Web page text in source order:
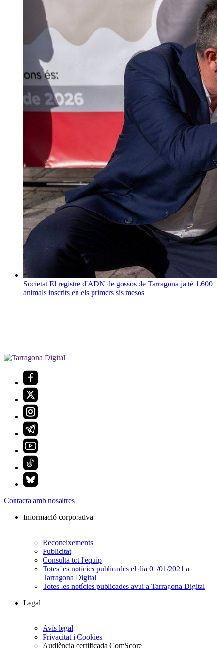
Societat El registre d'ADN de gossos de Tarragona ja té 1.600
animals inscrits en els primers sis mesos
Contacta amb nosaltres
Informació corporativa
Reconeixements
Publicitat
Consulta tot l'equip
Totes les notícies publicades el dia 01/01/2021 a
Tarragona Digital
Totes les notícies publicades avui a Tarragona Digital
Legal
Avís legal
Privacitat i Cookies
Audiència certificada ComScore